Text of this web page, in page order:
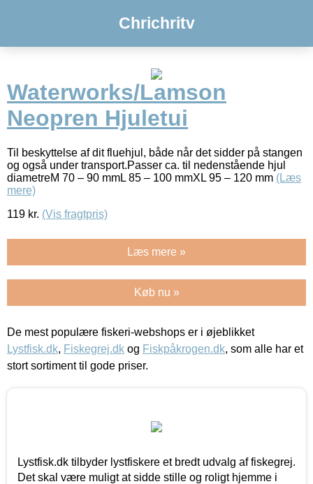
Chrichritv
Waterworks/Lamson
Neopren Hjuletui
Til beskyttelse af dit fluehjul, både når det sidder på stangen
og også under transport.Passer ca. til nedenstående hjul
diametreM 70 – 90 mmL 85 – 100 mmXL 95 – 120 mm (Læs
mere)
119 kr. (Vis fragtpris)
Læs mere »
Køb nu »
De mest populære fiskeri-webshops er i øjeblikket
Lystfisk.dk, Fiskegrej.dk og Fiskpåkrogen.dk, som alle har et
stort sortiment til gode priser.
Lystfisk.dk tilbyder lystfiskere et bredt udvalg af fiskegrej.
Det skal være muligt at sidde stille og roligt hjemme i